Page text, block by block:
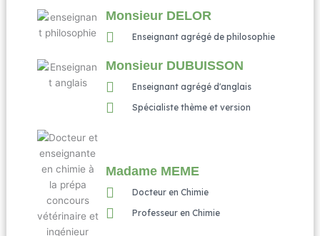
Monsieur DELOR
Enseignant agrégé de philosophie
Monsieur DUBUISSON
Enseignant agrégé d'anglais
Spécialiste thème et version
Madame MEME
Docteur en Chimie
Professeur en Chimie